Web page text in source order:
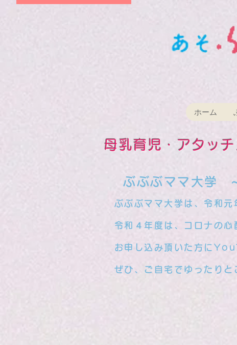
ホーム
母乳育児・アタッ
ぶぶぶママ大学
ぶぶぶママ大学は、令和元
令和４年度は、コロナの心
お申し込み頂いた方に
ぜひ、ご自宅でゆったりと